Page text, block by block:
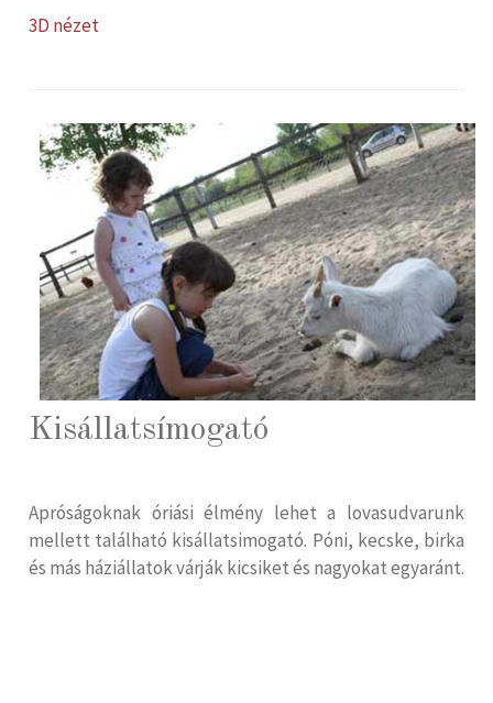
3D nézet
Kisállatsímogató
Apróságoknak óriási élmény lehet a lovasudvarunk
mellett található kisállatsimogató. Póni, kecske, birka
és más háziállatok várják kicsiket és nagyokat egyaránt.